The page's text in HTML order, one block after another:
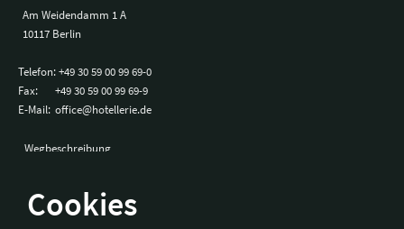
Cookies
Am Weidendamm 1 A
10117 Berlin
Telefon:+49 30 59 00 99 69-0
Fax:
+49 30 59 00 99 69-9
E-Mail: office@hotellerie.de
Wegbeschreibung